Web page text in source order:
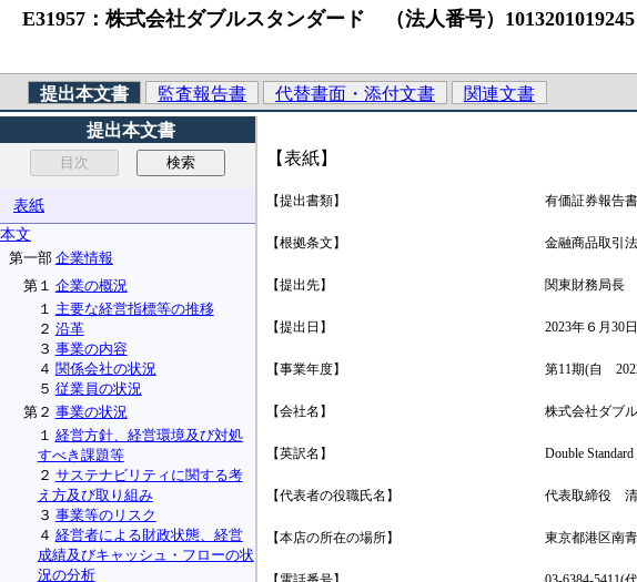
E31957：株式会社ダブルスタンダード （法人番号）
提出本文書 監査報告書 代替書面・添付文書
関連文書
提出本文書